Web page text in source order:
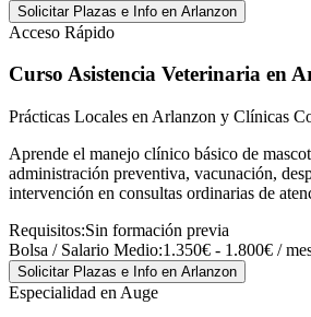
Solicitar Plazas e Info en Arlanzon
Acceso Rápido
Curso Asistencia Veterinaria en
Prácticas Locales en Arlanzon y Clínicas
Aprende el manejo clínico básico de
administración preventiva, vacunación,
intervención en consultas ordinarias de
Requisitos:Sin formación previa
Bolsa / Salario Medio:1.350€ - 1.800€ /
Solicitar Plazas e Info en Arlanzon
Especialidad en Auge